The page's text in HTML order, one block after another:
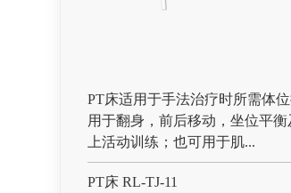
PT床适用于手法治疗时所需体
用于翻身，前后移动，坐位平
上活动训练；也可用于肌...
PT床 RL-TJ-11